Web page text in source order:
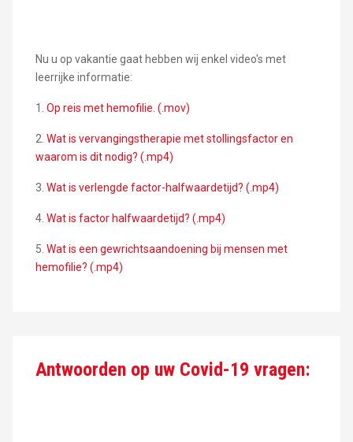
Nu u op vakantie gaat hebben wij enkel video's met
leerrijke informatie:
1. Op reis met hemofilie. (.mov)
2. Wat is vervangingstherapie met stollingsfactor en
waarom is dit nodig? (.mp4)
3. Wat is verlengde factor-halfwaardetijd? (.mp4)
4. Wat is factor halfwaardetijd? (.mp4)
5. Wat is een gewrichtsaandoening bij mensen met
hemofilie? (.mp4)
Antwoorden op uw Covid-19 vragen: